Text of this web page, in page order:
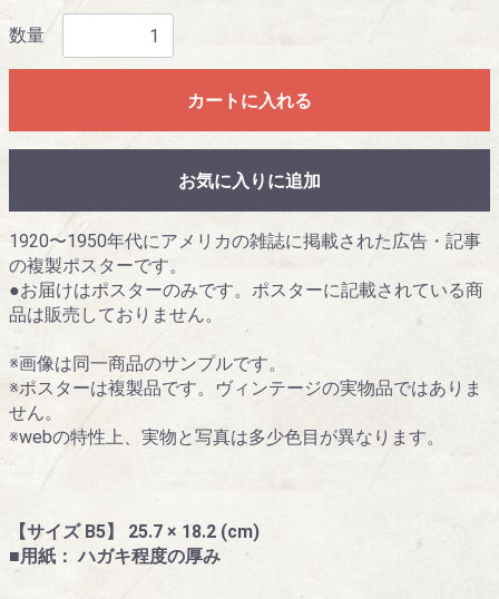
数量
カートに入れる
お気に入りに追加
1920〜1950年代にアメリカの雑誌に掲載された広告・記事
の複製ポスターです。
●お届けはポスターのみです。ポスターに記載されている商
品は販売しておりません。
※画像は同一商品のサンプルです。
※ポスターは複製品です。ヴィンテージの実物品ではありま
せん。
※webの特性上、実物と写真は多少色目が異なります。
【サイズ B5】 25.7 × 18.2 (cm)
■用紙： ハガキ程度の厚み